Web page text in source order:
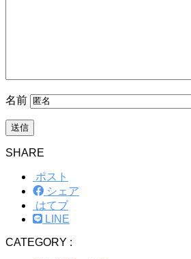
名前
SHARE
ポスト
シェア
はてブ
LINE
CATEGORY :